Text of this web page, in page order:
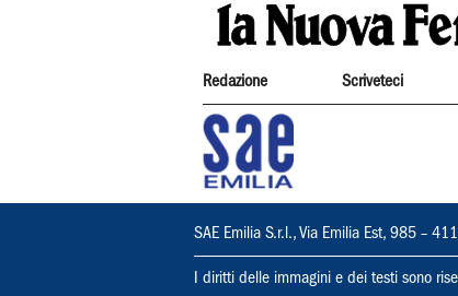
Redazione Scriveteci
SAE Emilia S.r.l., Via Emilia Est, 985 –
I diritti delle immagini e dei testi sono